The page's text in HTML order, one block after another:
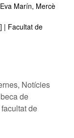
Marín, Mercè
| Facultat de
, Notícies
de
de